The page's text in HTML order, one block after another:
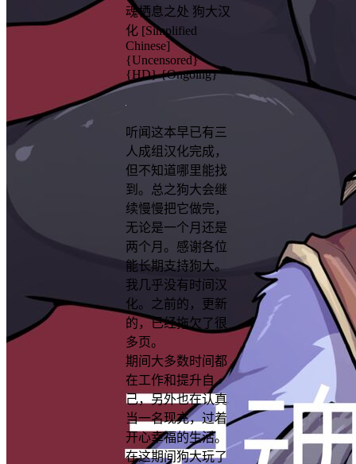
魂栖息之处 狗大汉
化 [Simplified
Chinese]
{Uncensored}
{HD} {Ongoing}
听闻这本早已有三
人成组汉化完成，
但不知道哪里能找
到。总之狗大会继
续慢慢把它做完，
无论是一个月还是
两个月。感谢各位
能长期支持狗大。
我几乎没有时间汉
化。之前的，更新
的，已经拖欠了很
多页。
期间大多数时间都
在工作和提升自
己，另外也在认真
当一名现充，过着
开心幸福的生活。
在这期间狗大玩了